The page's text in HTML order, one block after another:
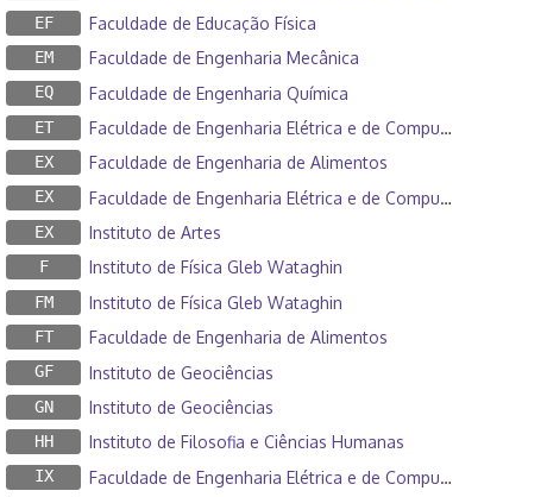
EF Faculdade de Educação Física
EM Faculdade de Engenharia Mecânica
EQ Faculdade de Engenharia Química
ET Faculdade de Engenharia Elétrica e de Computação
EX Faculdade de Engenharia de Alimentos
EX Faculdade de Engenharia Elétrica e de Computação
EX Instituto de Artes
F Instituto de Física Gleb Wataghin
FM Instituto de Física Gleb Wataghin
FT Faculdade de Engenharia de Alimentos
GF Instituto de Geociências
GN Instituto de Geociências
HH Instituto de Filosofia e Ciências Humanas
IX Faculdade de Engenharia Elétrica e de Computação